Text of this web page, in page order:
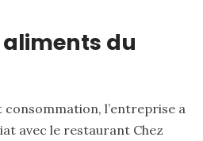
du
consommation, l’entreprise a
avec le restaurant Chez